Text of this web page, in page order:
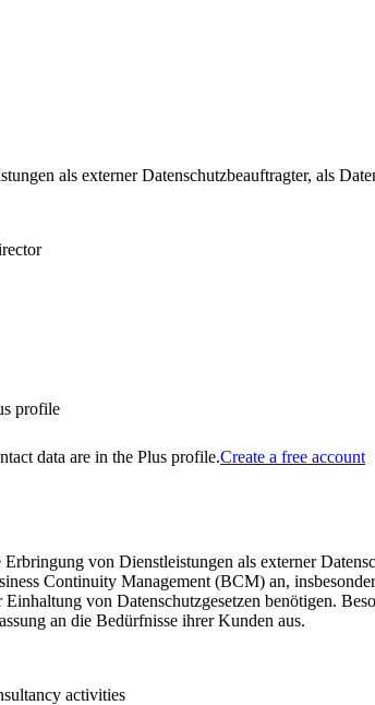
als externer Datenschutzbeauftragter, als
profile
data are in the Plus profile.Create a free account
von Dienstleistungen als externer
Continuity Management (BCM) an,
von Datenschutzgesetzen benötigen.
an die Bedürfnisse ihrer Kunden aus.
activities